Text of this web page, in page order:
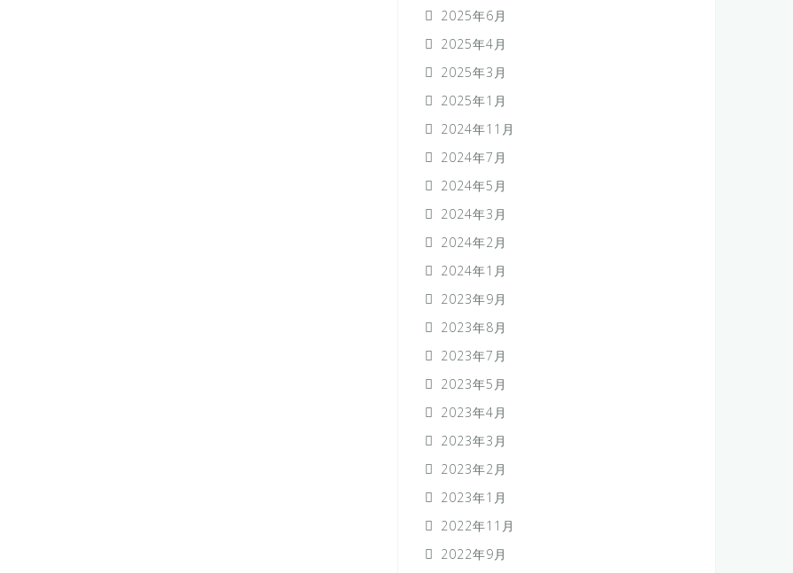
2025年6月
2025年4月
2025年3月
2025年1月
2024年11月
2024年7月
2024年5月
2024年3月
2024年2月
2024年1月
2023年9月
2023年8月
2023年7月
2023年5月
2023年4月
2023年3月
2023年2月
2023年1月
2022年11月
2022年9月